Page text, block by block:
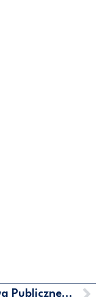
Budowa Publicznego Terminalu Promowego w Porcie Gdynia